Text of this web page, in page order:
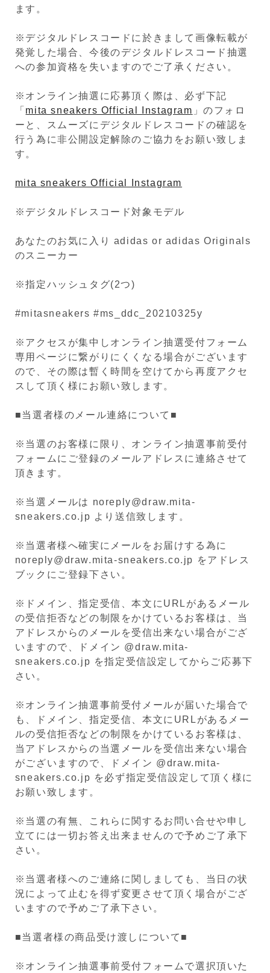
ます。
※デジタルドレスコードに於きまして画像転載が
発覚した場合、今後のデジタルドレスコード抽選
への参加資格を失いますのでご了承ください。
※オンライン抽選に応募頂く際は、必ず下記
「 mita sneakers Official Instagram 」のフォロ
ーと、スムーズにデジタルドレスコードの確認を
行う為に非公開設定解除のご協力をお願い致しま
す。
mita sneakers Official Instagram
※デジタルドレスコード対象モデル
あなたのお気に入り adidas or adidas Originals
のスニーカー
※指定ハッシュタグ(2つ)
#mitasneakers #ms_ddc_20210325y
※アクセスが集中しオンライン抽選受付フォーム
専用ページに繋がりにくくなる場合がございます
ので、その際は暫く時間を空けてから再度アクセ
スして頂く様にお願い致します。
■当選者様のメール連絡について■
※当選のお客様に限り、オンライン抽選事前受付
フォームにご登録のメールアドレスに連絡させて
頂きます。
※当選メールは noreply@draw.mita-
sneakers.co.jp より送信致します。
※当選者様へ確実にメールをお届けする為に
noreply@draw.mita-sneakers.co.jp をアドレス
ブックにご登録下さい。
※ドメイン、指定受信、本文にURLがあるメール
の受信拒否などの制限をかけているお客様は、当
アドレスからのメールを受信出来ない場合がござ
いますので、ドメイン @draw.mita-
sneakers.co.jp を指定受信設定してからご応募下
さい。
※オンライン抽選事前受付メールが届いた場合で
も、ドメイン、指定受信、本文にURLがあるメー
ルの受信拒否などの制限をかけているお客様は、
当アドレスからの当選メールを受信出来ない場合
がございますので、ドメイン @draw.mita-
sneakers.co.jp を必ず指定受信設定して頂く様に
お願い致します。
※当選の有無、これらに関するお問い合せや申し
立てには一切お答え出来ませんので予めご了承下
さい。
※当選者様へのご連絡に関しましても、当日の状
況によって止むを得ず変更させて頂く場合がござ
いますので予めご了承下さい。
■当選者様の商品受け渡しについて■
※オンライン抽選事前受付フォームで選択頂いた